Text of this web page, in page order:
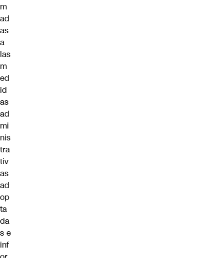
m
ad
as
a
las
m
ed
id
as
ad
mi
nis
tra
tiv
as
ad
op
ta
da
s e
inf